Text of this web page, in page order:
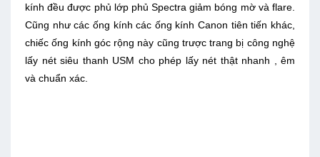
kính đều được phủ lớp phủ Spectra giảm bóng mờ và flare.
Cũng như các ống kính các ống kính Canon tiên tiến khác,
chiếc ống kính góc rộng này cũng trược trang bị công nghệ
lấy nét siêu thanh USM cho phép lấy nét thật nhanh , êm
và chuẩn xác.